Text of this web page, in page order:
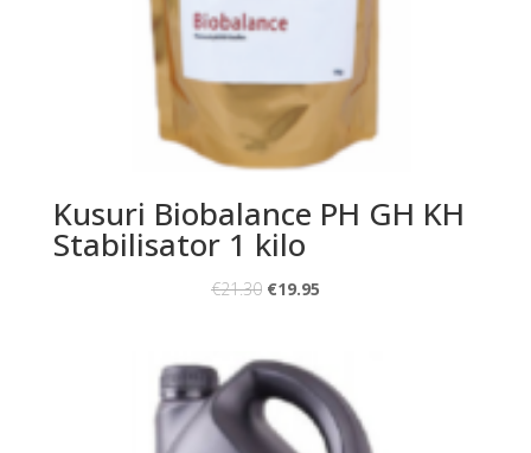
Kusuri Biobalance PH GH KH
Stabilisator 1 kilo
€21.30 €19.95